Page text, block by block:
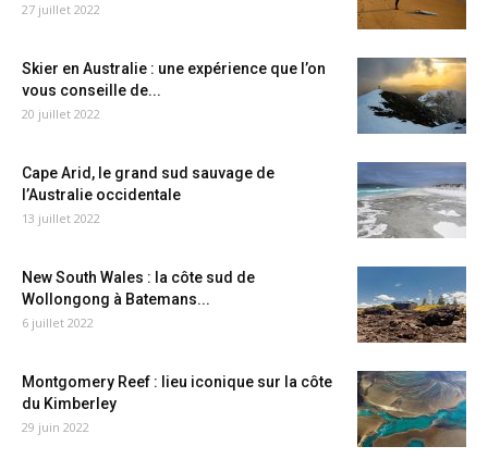
27 juillet 2022
Skier en Australie : une expérience que l’on
vous conseille de...
20 juillet 2022
Cape Arid, le grand sud sauvage de
l’Australie occidentale
13 juillet 2022
New South Wales : la côte sud de
Wollongong à Batemans...
6 juillet 2022
Montgomery Reef : lieu iconique sur la côte
du Kimberley
29 juin 2022